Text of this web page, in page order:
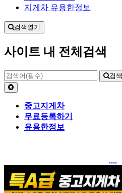
지게차 유용한정보
검색열기
사이트 내 전체검색
검색
중고지게차
무료등록하기
유용한정보
....